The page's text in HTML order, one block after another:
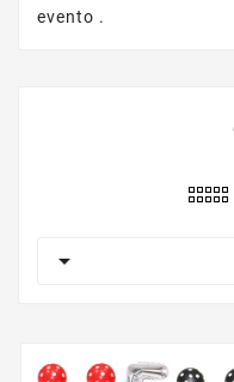
evento .
